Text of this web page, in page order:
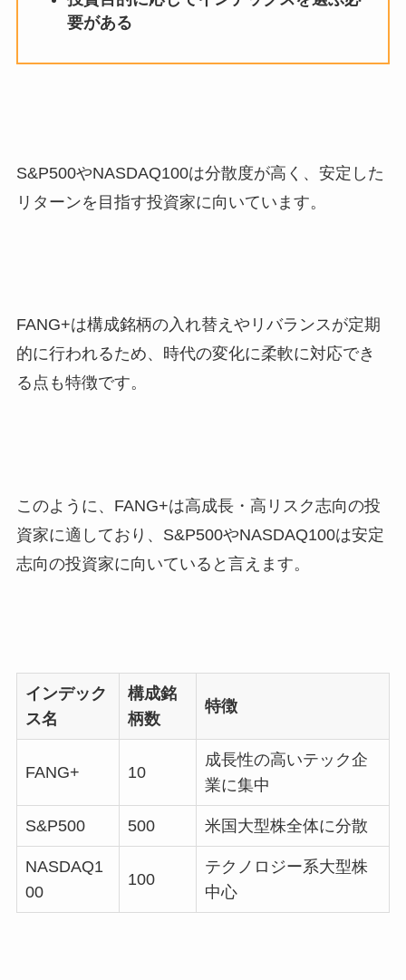
要がある
S&P500やNASDAQ100は分散度が高く、安定した
リターンを目指す投資家に向いています。
FANG+は構成銘柄の入れ替えやリバランスが定期
的に行われるため、時代の変化に柔軟に対応でき
る点も特徴です。
このように、FANG+は高成長・高リスク志向の投
資家に適しており、S&P500やNASDAQ100は安定
志向の投資家に向いていると言えます。
インデック
ス名
構成銘
柄数
特徴
FANG+ 10
成長性の高いテック企
業に集中
S&P500 500 米国大型株全体に分散
NASDAQ1
00
100
テクノロジー系大型株
中心